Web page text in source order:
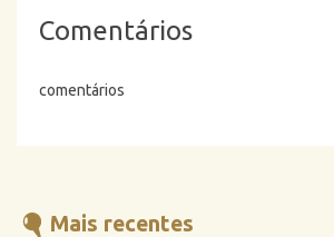
Comentários
comentários
Mais recentes